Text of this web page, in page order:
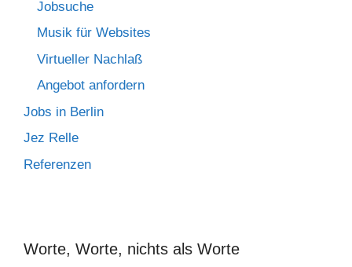
Jobsuche
Musik für Websites
Virtueller Nachlaß
Angebot anfordern
Jobs in Berlin
Jez Relle
Referenzen
Worte, Worte, nichts als Worte